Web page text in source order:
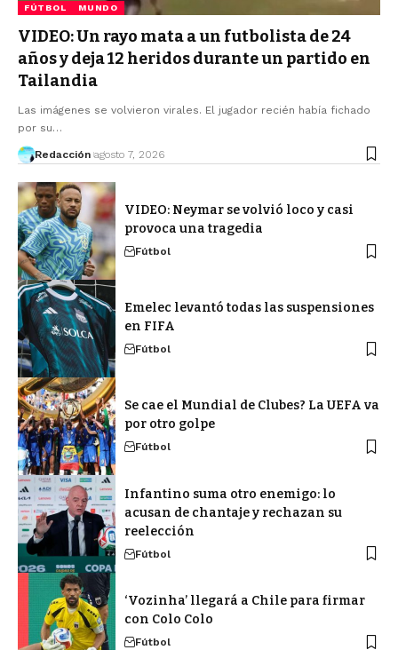
FÚTBOL MUNDO
VIDEO: Un rayo mata a un futbolista de 24
años y deja 12 heridos durante un partido en
Tailandia
Las imágenes se volvieron virales. El jugador recién había fichado
por su…
Redacción agosto 7, 2026
VIDEO: Neymar se volvió loco y casi
provoca una tragedia
Fútbol
Emelec levantó todas las suspensiones
en FIFA
Fútbol
Se cae el Mundial de Clubes? La UEFA va
por otro golpe
Fútbol
Infantino suma otro enemigo: lo
acusan de chantaje y rechazan su
reelección
Fútbol
‘Vozinha’ llegará a Chile para firmar
con Colo Colo
Fútbol